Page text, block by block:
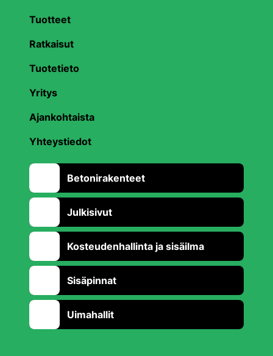
Tuotteet
Ratkaisut
Tuotetieto
Yritys
Ajankohtaista
Yhteystiedot
Betonirakenteet
Julkisivut
Kosteudenhallinta ja sisäilma
Sisäpinnat
Uimahallit